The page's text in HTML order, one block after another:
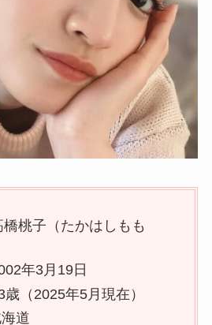
桃子（たかはしもも
年3月19日
2025年5月現在）
道